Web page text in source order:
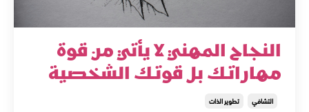
النجاح المهني لا يأتي من قوة
مهاراتك بل قوتك الشخصية
التشافي تطوير الذات